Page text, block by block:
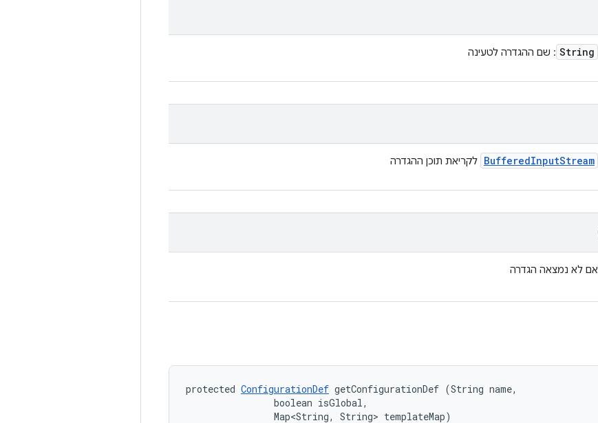
String : שם ההגדרה לטעינה
BufferedInputStream לקריאת תוכן ההגדרה
אם לא נמצאה הגדרה
protected ConfigurationDef getConfigurationDef (String name,
                boolean isGlobal,
                Map<String, String> templateMap)